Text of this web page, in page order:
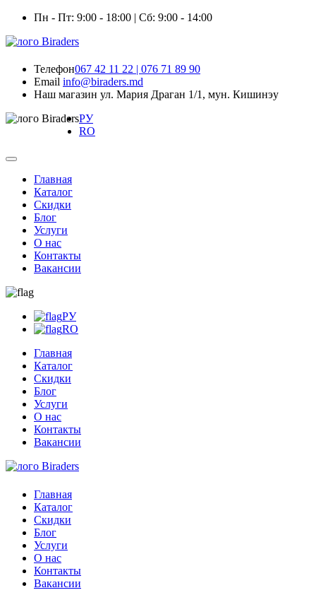
Пн - Пт: 9:00 - 18:00 | Сб: 9:00 - 14:00
Телефон067 42 11 22 | 076 71 89 90
Email info@biraders.md
Наш магазин ул. Мария Драган 1/1, мун. Кишинэу
РУ
RO
Главная
Каталог
Скидки
Блог
Услуги
О нас
Контакты
Вакансии
РУ
RO
Главная
Каталог
Скидки
Блог
Услуги
О нас
Контакты
Вакансии
Главная
Каталог
Скидки
Блог
Услуги
О нас
Контакты
Вакансии